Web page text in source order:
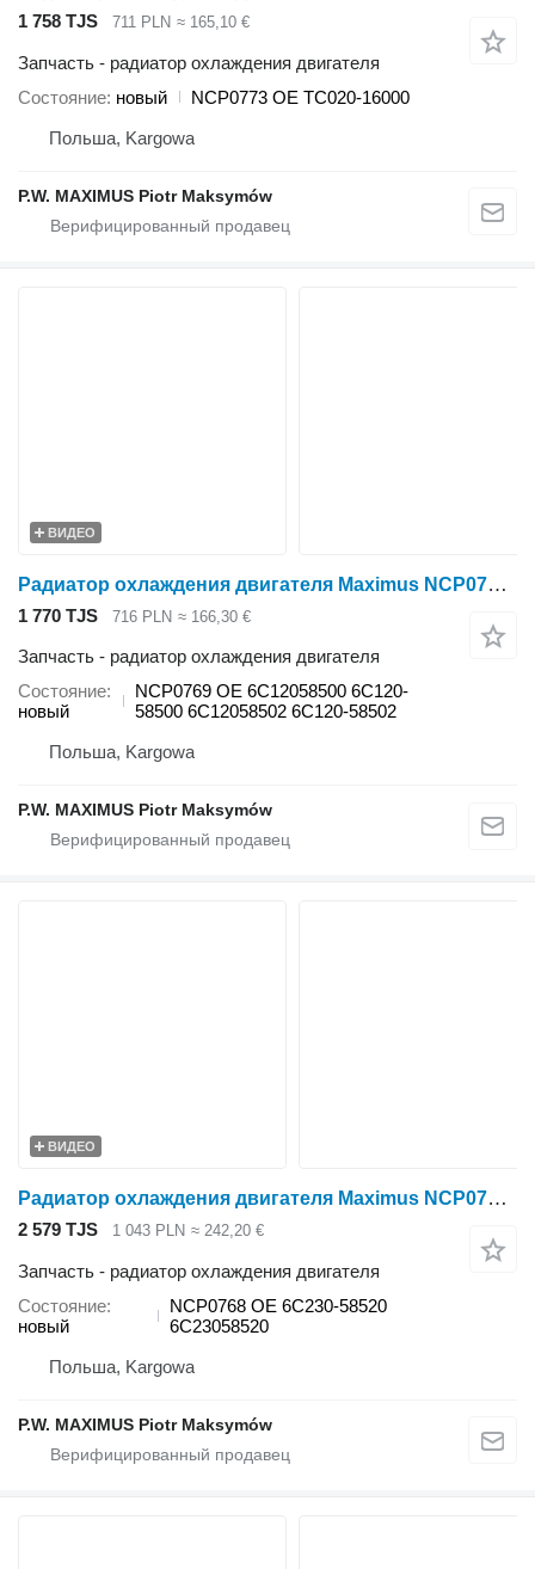
1 758 TJS 711 PLN ≈ 165,10 €
Запчасть - радиатор охлаждения двигателя
Состояние новый
NCP0773 OE TC020-16000
Польша, Kargowa
P.W. MAXIMUS Piotr Maksymów
ВИДЕО
Радиатор охлаждения двигателя Maximus NCP0769 для минитрактора Kubota B7500 , B7410 , B7510 , B7610
1 770 TJS 716 PLN ≈ 166,30 €
Запчасть - радиатор охлаждения двигателя
Состояние
новый
NCP0769 OE 6C12058500 6C120-
58500 6C12058502 6C120-58502
Польша, Kargowa
P.W. MAXIMUS Piotr Maksymów
ВИДЕО
Радиатор охлаждения двигателя Maximus NCP0768 для минитрактора Kubota B3000 , B3030
2 579 TJS 1 043 PLN ≈ 242,20 €
Запчасть - радиатор охлаждения двигателя
Состояние
новый
NCP0768 OE 6C230-58520
6C23058520
Польша, Kargowa
P.W. MAXIMUS Piotr Maksymów